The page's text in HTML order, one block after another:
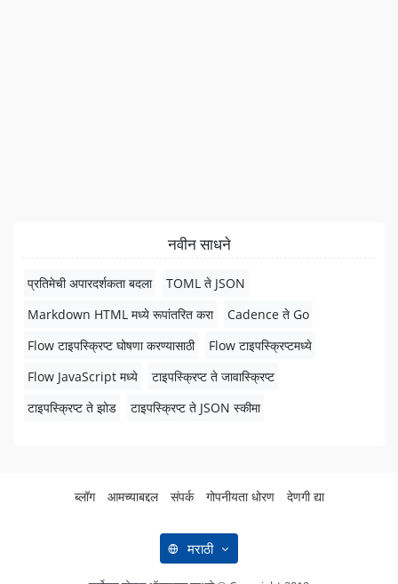
नवीन साधने
प्रतिमेची अपारदर्शकता बदला
TOML ते JSON
Markdown HTML मध्ये रूपांतरित करा
Cadence ते Go
Flow टाइपस्क्रिप्ट घोषणा करण्यासाठी
Flow टाइपस्क्रिप्टमध्ये
Flow JavaScript मध्ये
टाइपस्क्रिप्ट ते जावास्क्रिप्ट
टाइपस्क्रिप्ट ते झोड
टाइपस्क्रिप्ट ते JSON स्कीमा
ब्लॉग आमच्याबद्दल संपर्क गोपनीयता धोरण देणगी द्या
मराठी